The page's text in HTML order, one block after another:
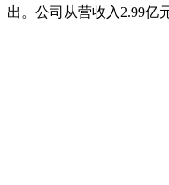
出。公司从营收入2.99亿